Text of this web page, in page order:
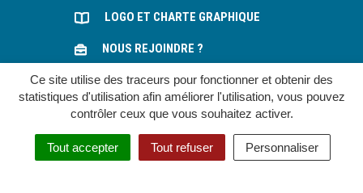
Ce site utilise des traceurs pour fonctionner et obtenir des
statistiques d'utilisation afin améliorer l'utilisation, vous pouvez
contrôler ceux que vous souhaitez activer.
Tout accepter Tout refuser Personnaliser
LOGO ET CHARTE GRAPHIQUE
NOUS REJOINDRE ?
MARCHÉS PUBLICS
Gestion des cookies
Plan du site